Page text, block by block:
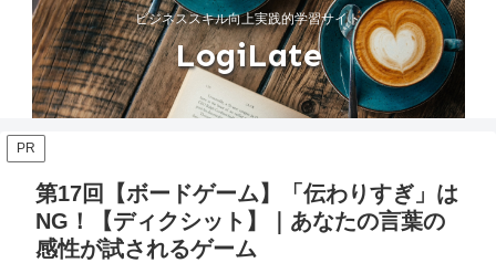
ビジネススキル向上実践的学習サイト
LogiLate
PR
第17回【ボードゲーム】「伝わりすぎ」は
NG！【ディクシット】｜あなたの言葉の
感性が試されるゲーム